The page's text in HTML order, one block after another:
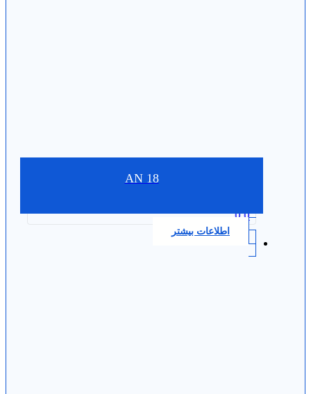
AN 18
0.0
اطلاعات بیشتر